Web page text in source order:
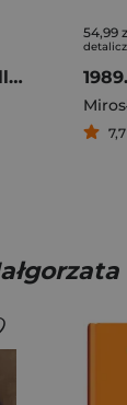
Uwielbiani. Miss Fallaci podbija Hollywood
54,99